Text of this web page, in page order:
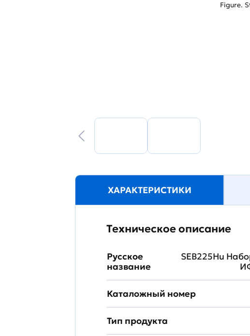
Figure.
ХАРАКТЕРИСТИКИ
Техническое описание
Русское
название
SEB225Hu
Каталожный номер
Тип продукта